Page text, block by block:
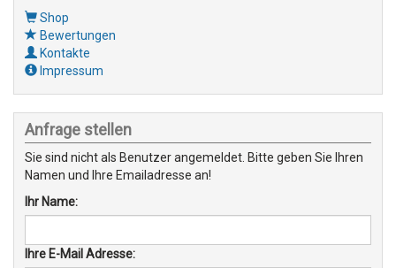
Shop
Bewertungen
Kontakte
Impressum
Anfrage stellen
Sie sind nicht als Benutzer angemeldet. Bitte geben Sie Ihren
Namen und Ihre Emailadresse an!
Ihr Name:
Ihre E-Mail Adresse: